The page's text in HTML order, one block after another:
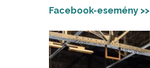
Facebook-esemény >>